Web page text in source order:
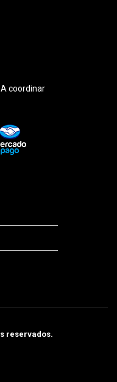
coordinar
reservados.